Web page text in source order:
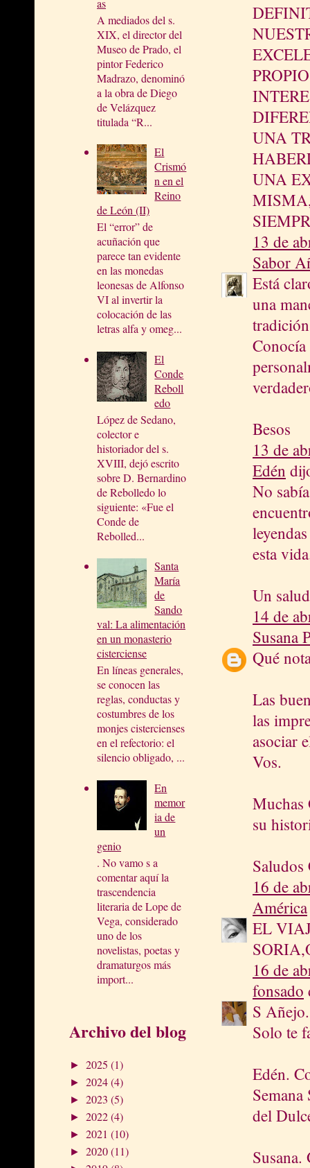
A mediados del s.
XIX, el director del
Museo de Prado, el
pintor Federico
Madrazo, denominó
a la obra de Diego
de Velázquez
titulada “R...
El
Crismó
n en el
Reino
de León (II)
El “error” de
acuñación que
parece tan evidente
en las monedas
leonesas de Alfonso
VI al invertir la
colocación de las
letras alfa y omeg...
El
Conde
Reboll
edo
López de Sedano,
colector e
historiador del s.
XVIII, dejó escrito
sobre D. Bernardino
de Rebolledo lo
siguiente: «Fue el
Conde de
Rebolled...
Santa
María
de
Sando
val: La alimentación
en un monasterio
cisterciense
En líneas generales,
se conocen las
reglas, conductas y
costumbres de los
monjes cistercienses
en el refectorio: el
silencio obligado, ...
En
memor
ia de
un
genio
. No vamo s a
comentar aquí la
trascendencia
literaria de Lope de
Vega, considerado
uno de los
novelistas, poetas y
dramaturgos más
import...
Archivo del blog
► 2025 (1)
► 2024(4)
► 2023 (5)
► 2022(4)
► 2021 (10)
► 2020(11)
UNA
UNA
13 de
Sabor
Está
una
Besos
13 de
Edén
No
esta
Un
14 de
Susana
Qué
Las
las
asociar
Vos.
Muchas
su
Saludos
16 de
América
EL
16 de
fonsado
S
Solo te
Edén.
del